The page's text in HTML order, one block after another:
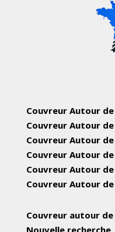
Couvreur Autour
Couvreur Autour
Couvreur Autour
Couvreur Autour
Couvreur Autour
Couvreur Autour
Couvreur autour
Nouvelle recherche